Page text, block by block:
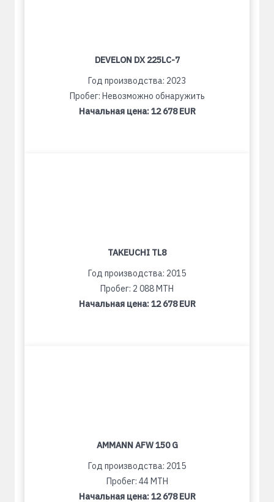
DEVELON DX 225LC-7
Год производства: 2023
Пробег: Невозможно обнаружить
Начальная цена:12 678 EUR
TAKEUCHI TL8
Год производства: 2015
Пробег: 2 088 MTH
Начальная цена:12 678 EUR
AMMANN AFW 150 G
Год производства: 2015
Пробег: 44 MTH
Начальная цена:12 678 EUR